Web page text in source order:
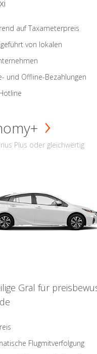
auf Taxameterpreis
von lokalen
und Offline-Bezahlungen
Plus oder gleichwertig
Gral für
Flugmitverfolgung